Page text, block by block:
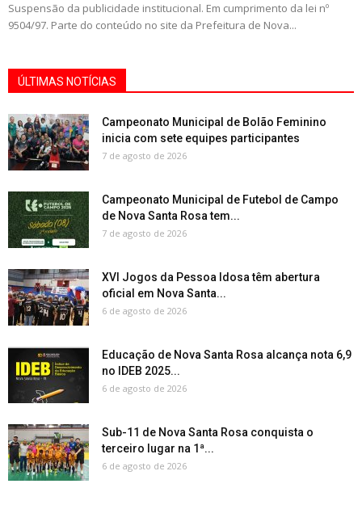
Suspensão da publicidade institucional. Em cumprimento da lei nº
9504/97. Parte do conteúdo no site da Prefeitura de Nova...
ÚLTIMAS NOTÍCIAS
Campeonato Municipal de Bolão Feminino
inicia com sete equipes participantes
7 de agosto de 2026
Campeonato Municipal de Futebol de Campo
de Nova Santa Rosa tem...
7 de agosto de 2026
XVI Jogos da Pessoa Idosa têm abertura
oficial em Nova Santa...
6 de agosto de 2026
Educação de Nova Santa Rosa alcança nota 6,9
no IDEB 2025...
6 de agosto de 2026
Sub-11 de Nova Santa Rosa conquista o
terceiro lugar na 1ª...
6 de agosto de 2026